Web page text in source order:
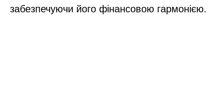
забезпечуючи його фінансовою гармонією.